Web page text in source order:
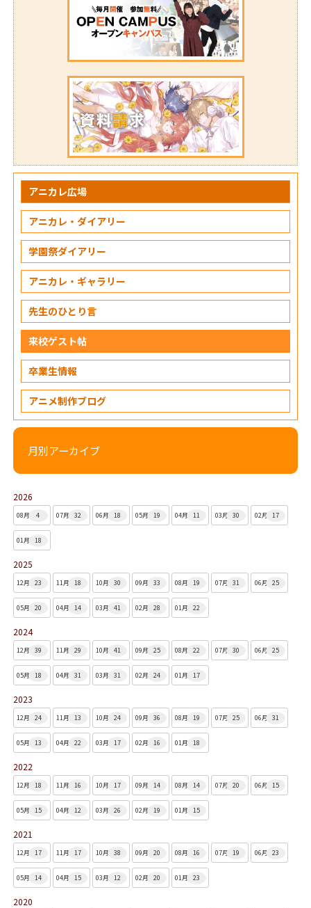
アニカレ広場
アニカレ・ダイアリー
学園祭ダイアリー
アニカレ・ギャラリー
先生のひとり言
来校ゲスト帖
卒業生情報
アニメ制作ブログ
月別アーカイブ
2026
08月 4 07月 32 06月 18 05月 19 04月 11 03月 30 02月 17
01月 18
2025
12月 23 11月 18 10月 30 09月 33 08月 19 07月 31 06月 25
05月 20 04月 14 03月 41 02月 28 01月 22
2024
12月 39 11月 29 10月 41 09月 25 08月 22 07月 30 06月 25
05月 18 04月 31 03月 31 02月 24 01月 17
2023
12月 24 11月 13 10月 24 09月 36 08月 19 07月 25 06月 31
05月 13 04月 22 03月 17 02月 16 01月 18
2022
12月 18 11月 16 10月 17 09月 14 08月 14 07月 20 06月 15
05月 15 04月 12 03月 26 02月 19 01月 15
2021
12月 17 11月 17 10月 38 09月 20 08月 16 07月 19 06月 23
05月 14 04月 15 03月 12 02月 20 01月 23
2020